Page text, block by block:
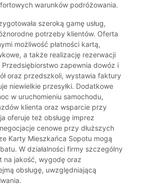
warunków podróżowania.
szeroką gamę usług,
potrzeby klientów. Oferta
możliwość płatności kartą,
a także realizację rezerwacji
zapewnia dowóz i
oraz przedszkoli, wystawia faktury
niewielkie przesyłki. Dodatkowe
w uruchomieniu samochodu,
klienta oraz wsparcie przy
oferuje też obsługę imprez
cenowe przy dłuższych
Karty Mieszkańca Sopotu mogą
W działalności firmy szczególny
na jakość, wygodę oraz
obsługę, uwzględniającą